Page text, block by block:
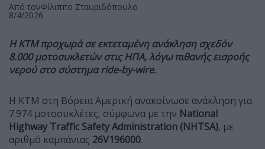
Από τονΦίλιππο Σταυριδόπουλο
8/4/2026
Η KTM προχωρά σε εκτεταμένη ανάκληση σχεδόν
8.000 μοτοσυκλετών στις ΗΠΑ, λόγω πιθανής εισροής
νερού στο σύστημα ride-by-wire.
Η KTM στη Βόρεια Αμερική ανακοίνωσε ανάκληση για
7.974 μοτοσυκλέτες, σύμφωνα με την National
Highway Traffic Safety Administration (NHTSA), με
αριθμό καμπάνιας 26V196000.